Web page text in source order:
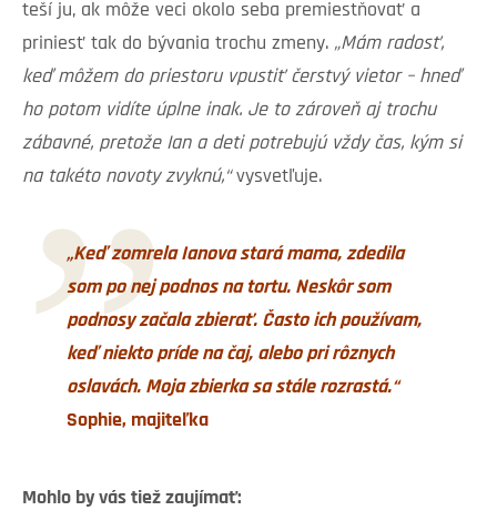
teší ju, ak môže veci okolo seba premiestňovať a
priniesť tak do bývania trochu zmeny. „Mám radosť,
keď môžem do priestoru vpustiť čerstvý vietor – hneď
ho potom vidíte úplne inak. Je to zároveň aj trochu
zábavné, pretože Ian a deti potrebujú vždy čas, kým si
na takéto novoty zvyknú,“vysvetľuje.
„Keď zomrela Ianova stará mama, zdedila
som po nej podnos na tortu. Neskôr som
podnosy začala zbierať. Často ich používam,
keď niekto príde na čaj, alebo pri rôznych
oslavách. Moja zbierka sa stále rozrastá.“
Sophie, majiteľka
Mohlo by vás tiež zaujímať: